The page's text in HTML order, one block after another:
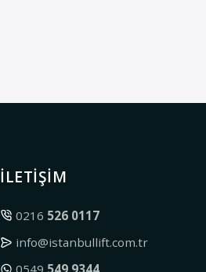
İLETIŞIM
0216 526 0117
info@istanbullift.com.tr